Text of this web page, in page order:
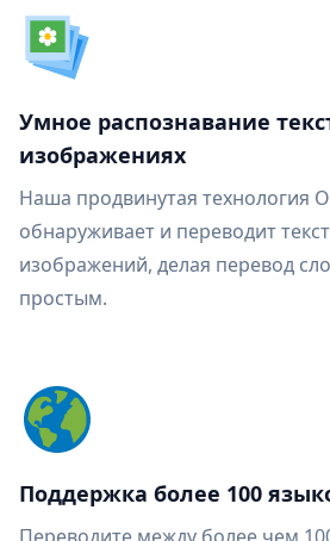
Умное распознавание
изображениях
Наша продвинутая технология
обнаруживает и переводит
изображений, делая перевод
простым.
Поддержка более 100